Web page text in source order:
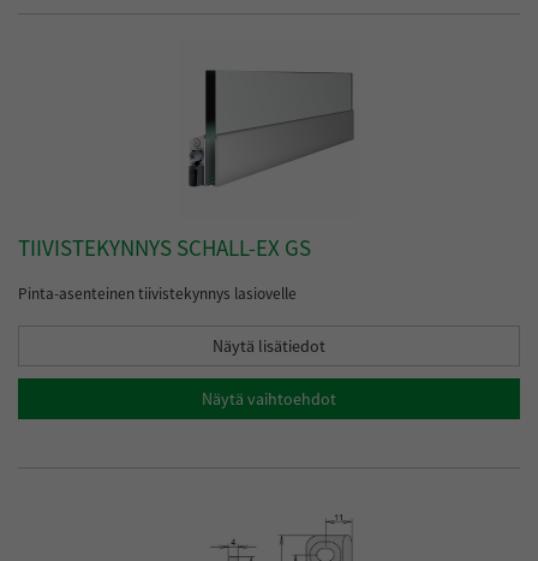
TIIVISTEKYNNYS SCHALL-EX GS
Pinta-asenteinen tiivistekynnys lasiovelle
Näytä lisätiedot
Näytä vaihtoehdot